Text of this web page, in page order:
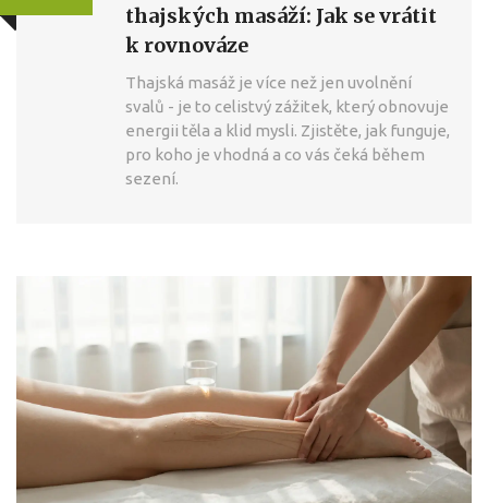
thajských masáží: Jak se vrátit
k rovnováze
Thajská masáž je více než jen uvolnění
svalů - je to celistvý zážitek, který obnovuje
energii těla a klid mysli. Zjistěte, jak funguje,
pro koho je vhodná a co vás čeká během
sezení.